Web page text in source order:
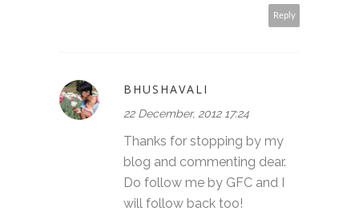
Reply
BHUSHAVALI
22 December, 2012 17:24
Thanks for stopping by my
blog and commenting dear.
Do follow me by GFC and I
will follow back too!